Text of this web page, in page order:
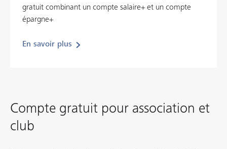
gratuit combinant un compte salaire+ et un compte
épargne+
En savoir plus
Compte gratuit pour association et
club